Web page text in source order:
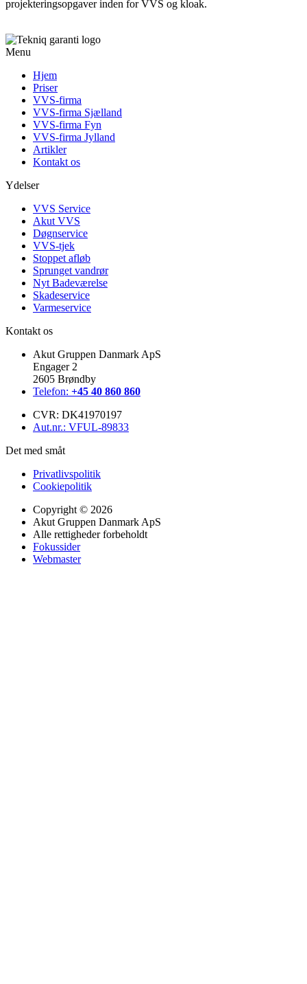
projekteringsopgaver inden for VVS og kloak.
Menu
Hjem
Priser
VVS-firma
VVS-firma Sjælland
VVS-firma Fyn
VVS-firma Jylland
Artikler
Kontakt os
Ydelser
VVS Service
Akut VVS
Døgnservice
VVS-tjek
Stoppet afløb
Sprunget vandrør
Nyt Badeværelse
Skadeservice
Varmeservice
Kontakt os
Akut Gruppen Danmark ApS
Engager 2
2605 Brøndby
Telefon: +45 40 860 860
CVR: DK41970197
Aut.nr.: VFUL-89833
Det med småt
Privatlivspolitik
Cookiepolitik
Copyright © 2026
Akut Gruppen Danmark ApS
Alle rettigheder forbeholdt
Fokussider
Webmaster